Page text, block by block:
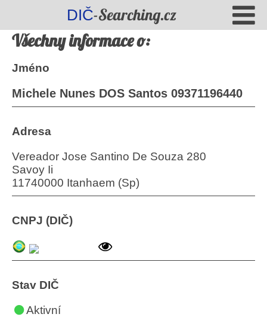
DIČ-Searching.cz
Všechny informace o:
Jméno
Michele Nunes DOS Santos 09371196440
Adresa
Vereador Jose Santino De Souza 280
Savoy Ii
11740000 Itanhaem (Sp)
CNPJ (DIČ)
Stav DIČ
Aktivní